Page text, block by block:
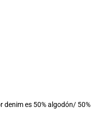
denim es 50% algodón/ 50%